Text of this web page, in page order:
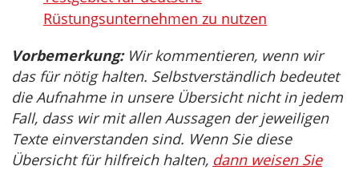
Rüstungsunternehmen zu nutzen
Vorbemerkung:Wir kommentieren, wenn wir
das für nötig halten. Selbstverständlich bedeutet
die Aufnahme in unsere Übersicht nicht in jedem
Fall, dass wir mit allen Aussagen der jeweiligen
Texte einverstanden sind. Wenn Sie diese
Übersicht für hilfreich halten, dann weisen Sie